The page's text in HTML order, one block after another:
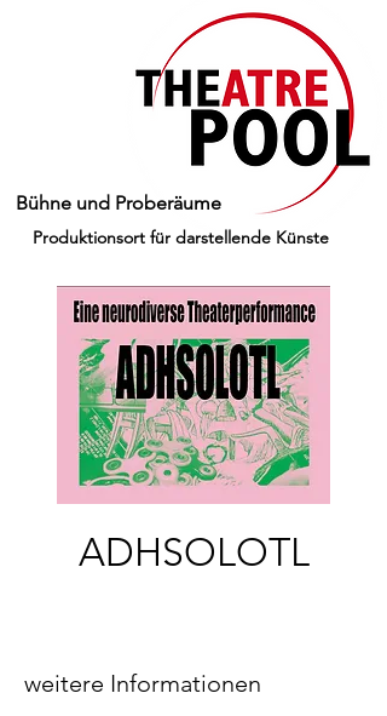
Produktionsort für darstellende Künste
Bühne und Proberäume
ADHSOLOTL
weitere Informationen